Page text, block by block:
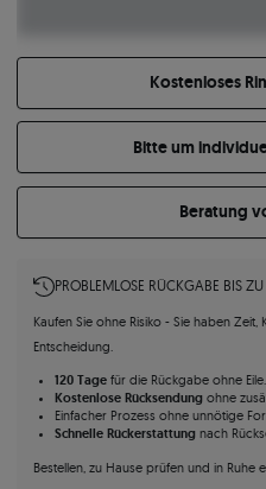
Kostenloses
Bitte um
Beratung
PROBLEMLOSE RÜCKGABE BIS
Kaufen Sie ohne Risiko - Sie haben
Entscheidung.
120 Tagefür die Rückgabe ohne Eile.
Kostenlose Rücksendungohne
Einfacher Prozess ohne unnötige
Schnelle Rückerstattungnach
Bestellen, zu Hause prüfen und in Ruhe